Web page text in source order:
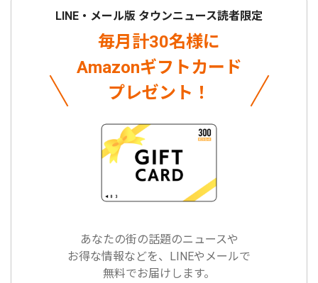
LINE・メール版 タウンニュース読者限定
毎月計30名様に
Amazonギフトカード
プレゼント！
あなたの街の話題のニュースや
お得な情報などを、LINEやメールで
無料でお届けします。